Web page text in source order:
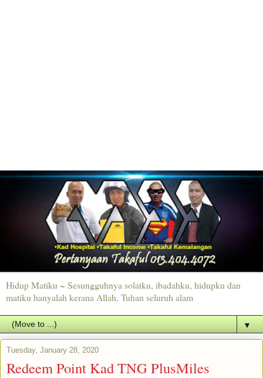
Hidup Matiku ~ Sesungguhnya solatku, ibadahku, hidupku dan
matiku hanyalah kerana Allah, Tuhan seluruh alam
▼
Tuesday, January 28, 2020
Redeem Point Kad TNG PlusMiles